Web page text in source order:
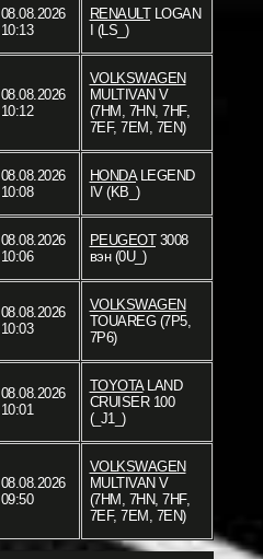
08.08.2026
10:13
RENAULTLOGAN
I (LS_)
08.08.2026
10:12
VOLKSWAGEN
MULTIVAN V
(7HM, 7HN, 7HF,
7EF, 7EM, 7EN)
08.08.2026
10:08
HONDALEGEND
IV (KB_)
08.08.2026
10:06
PEUGEOT3008
вэн (0U_)
08.08.2026
10:03
VOLKSWAGEN
TOUAREG (7P5,
7P6)
08.08.2026
10:01
TOYOTALAND
CRUISER 100
(_J1_)
08.08.2026
09:50
VOLKSWAGEN
MULTIVAN V
(7HM, 7HN, 7HF,
7EF, 7EM, 7EN)